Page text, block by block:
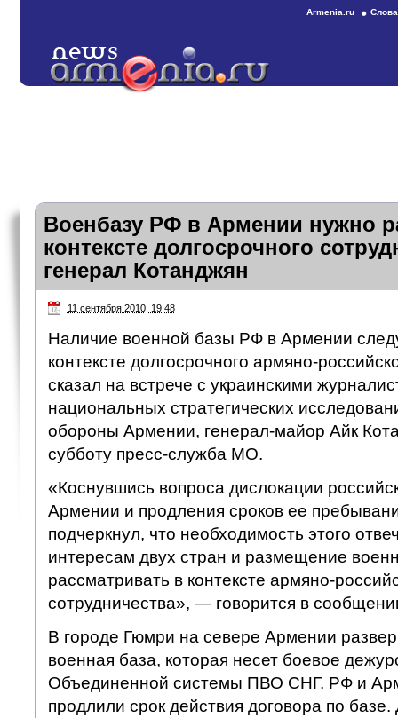
Armenia.ru
Военбазу РФ в Армении нужно
контексте долгосрочного
генерал Котанджян
11 сентября 2010, 19:48
Наличие военной базы РФ в Армении
контексте долгосрочного армяно-
сказал на встрече с украинскими
национальных стратегических
обороны Армении, генерал-майор Айк
субботу пресс-служба МО.
«Коснувшись вопроса дислокации
Армении и продления сроков ее
подчеркнул, что необходимость этого
интересам двух стран и размещение
рассматривать в контексте армяно-
сотрудничества», — говорится в
В городе Гюмри на севере Армении
военная база, которая несет боевое
Объединенной системы ПВО СНГ. РФ и
продлили срок действия договора по